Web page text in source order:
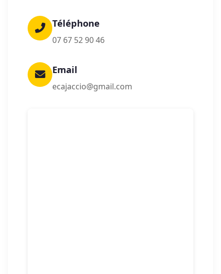
Téléphone
07 67 52 90 46
Email
ecajaccio@gmail.com